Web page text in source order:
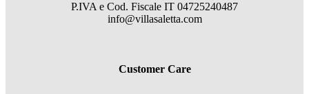
P.IVA e Cod. Fiscale IT 04725240487
info@villasaletta.com
Customer Care